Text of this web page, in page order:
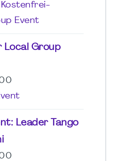
Kostenfrei-
Event
Group
Leader Tango